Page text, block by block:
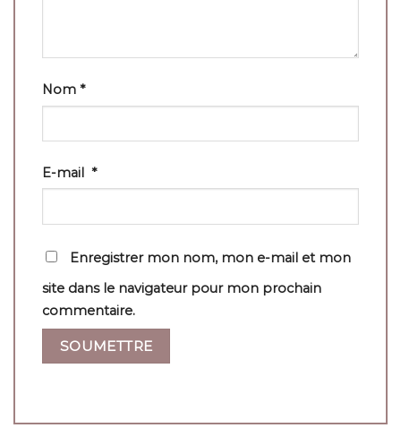
Nom *
E-mail *
Enregistrer mon nom, mon e-mail et mon
site dans le navigateur pour mon prochain
commentaire.